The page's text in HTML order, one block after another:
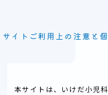
サイトご利用上の注意と
本サイトは、いけだ小児